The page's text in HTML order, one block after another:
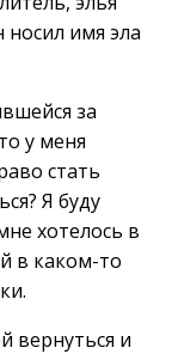
имя эла
за
у меня
стать
Я буду
хотелось в
в каком-то
вернуться и